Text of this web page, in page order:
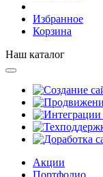
Избранное
Корзина
Наш каталог
Акции
Портфолио